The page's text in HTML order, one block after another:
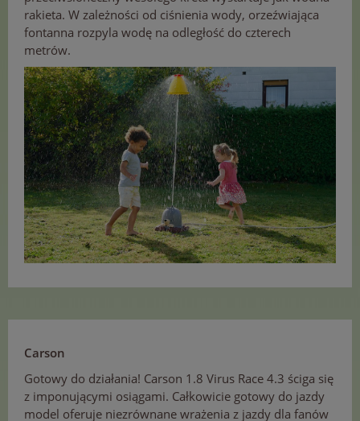
rakieta. W zależności od ciśnienia wody, orzeźwiająca
fontanna rozpyla wodę na odległość do czterech
metrów.
Carson
Gotowy do działania! Carson 1.8 Virus Race 4.3 ściga się
z imponującymi osiągami. Całkowicie gotowy do jazdy
model oferuje niezrównane wrażenia z jazdy dla fanów